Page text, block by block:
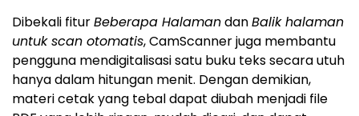
Dibekali fiturBeberapa HalamandanBalik halaman
untuk scan otomatis, CamScanner juga membantu
pengguna mendigitalisasi satu buku teks secara utuh
hanya dalam hitungan menit. Dengan demikian,
materi cetak yang tebal dapat diubah menjadi file